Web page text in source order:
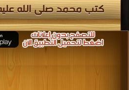
كتب محمد صلى الله